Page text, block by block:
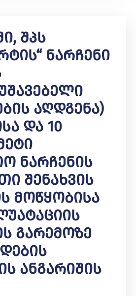
Შპს
Ნარჩენი
Აღდგენა)
Და 10
Ნარჩენის
Შენახვის
Მოწყობისა
Გარემოზე
Ანგარიშის